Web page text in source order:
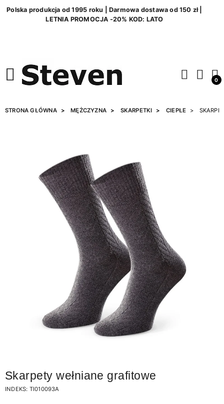
Polska produkcja od 1995 roku | Darmowa dostawa od 150 zł |
LETNIA PROMOCJA -20% KOD: LATO
0
STRONA GŁÓWNA MĘŻCZYZNA SKARPETKI CIEPŁE
Skarpety wełniane grafitowe
INDEKS: TI010093A